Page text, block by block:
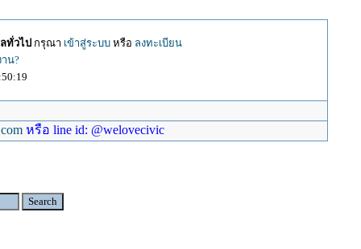
ทั่วไป กรุณา เข้าสู่ระบบหรือ ลงทะเบียน
น?
หรือ line id: @welovecivic